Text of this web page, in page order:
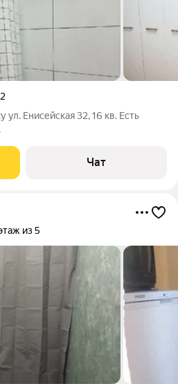
Енисейская 32, 16 кв. Есть
Чат
из 5